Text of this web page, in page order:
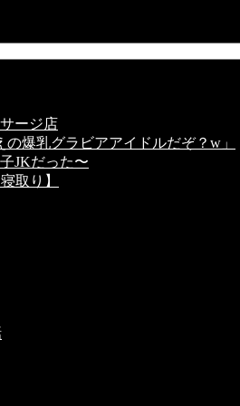
ージ店
爆乳グラビアアイドルだぞ？w」
JKだった〜
取り】